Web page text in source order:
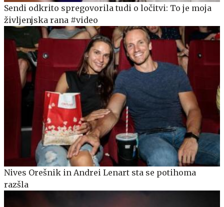
Sendi odkrito spregovorila tudi o ločitvi: To je moja
življenjska rana #video
Nives Orešnik in Andrei Lenart sta se potihoma
razšla